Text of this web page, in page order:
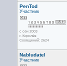
PenTod
Участник
с сен 2003
г. Королёв
Сообщений: 2624
Nabludatel
Участник